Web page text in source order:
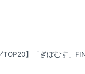
TOP20】「ぎぼむす」